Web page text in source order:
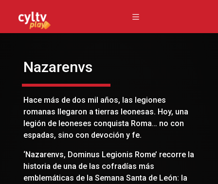
Nazarenvs
Hace más de dos mil años, las legiones
romanas llegaron a tierras leonesas. Hoy, una
legión de leoneses conquista Roma… no con
espadas, sino con devoción y fe.
‘Nazarenvs, Dominus Legionis Rome’ recorre la
historia de una de las cofradías más
emblemáticas de la Semana Santa de León: la